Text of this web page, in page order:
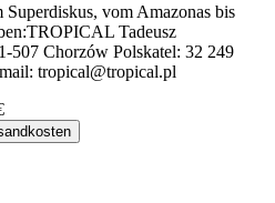
vom Amazonas bis
Tadeusz
507 Chorzów Polskatel: 32 249
tropical@tropical.pl